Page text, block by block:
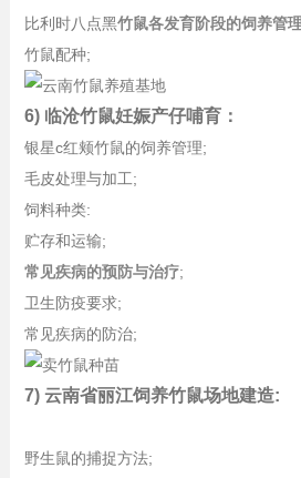
比利时八点黑竹鼠各发育阶段的饲养管理
竹鼠配种;
6) 临沧竹鼠妊娠产仔哺育：
银星c红颊竹鼠的饲养管理;
毛皮处理与加工;
饲料种类:
贮存和运输;
常见疾病的预防与治疗;
卫生防疫要求;
常见疾病的防治;
7) 云南省丽江饲养竹鼠场地建造:
野生鼠的捕捉方法;